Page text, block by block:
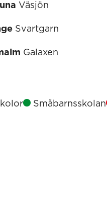
Väsjön
Svartgarn
Galaxen
Småbarnsskolan